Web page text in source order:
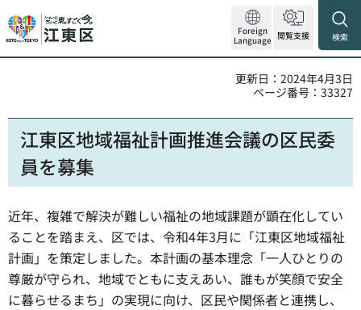
Foreign
Language 閲覧支援 検索
更新日：2024年4月3日
ページ番号：33327
江東区地域福祉計画推進会議の区民委
員を募集
近年、複雑で解決が難しい福祉の地域課題が顕在化してい
ることを踏まえ、区では、令和4年3月に「江東区地域福祉
計画」を策定しました。本計画の基本理念「一人ひとりの
尊厳が守られ、地域でともに支えあい、誰もが笑顔で安全
に暮らせるまち」の実現に向け、区民や関係者と連携し、